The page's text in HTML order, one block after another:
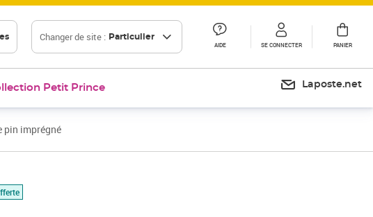
Changer de site : Particulier
AIDE SE CONNECTER PANIER
Petit Prince Laposte.net
pin imprégné
€